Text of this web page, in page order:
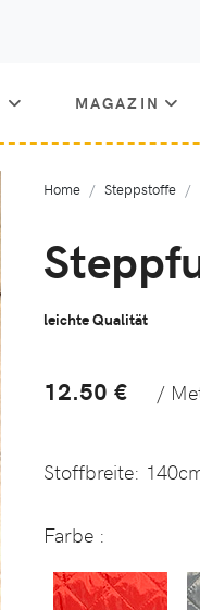
MAGAZIN
Home Steppstoffe
leichte Qualität
12.50 € /
Stoffbreite:
Farbe :